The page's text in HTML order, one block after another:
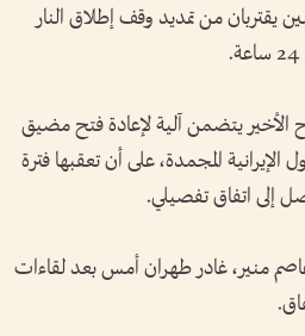
يقتربان من تمديد وقف إطلاق النار
الأخير يتضمن آلية لإعادة فتح مضيق
المجمدة، على أن تعقبها فترة
منير، غادر طهران أمس بعد لقاءات